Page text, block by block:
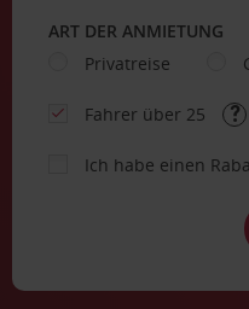
ART DER ANMIETUNG
Privatreise
Fahrer über 25
Ich habe einen